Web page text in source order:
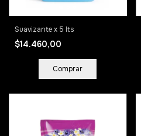
Suavizante x 5 lts
$14.460,00
Comprar